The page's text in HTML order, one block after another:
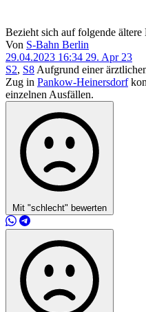
Bezieht sich auf folgende ältere
Von S-Bahn Berlin
29.04.2023 16:34 29. Apr 23
S2, S8 Aufgrund einer
Zug in Pankow-Heinersdorf
einzelnen Ausfällen.
Mit "schlecht" bewerten